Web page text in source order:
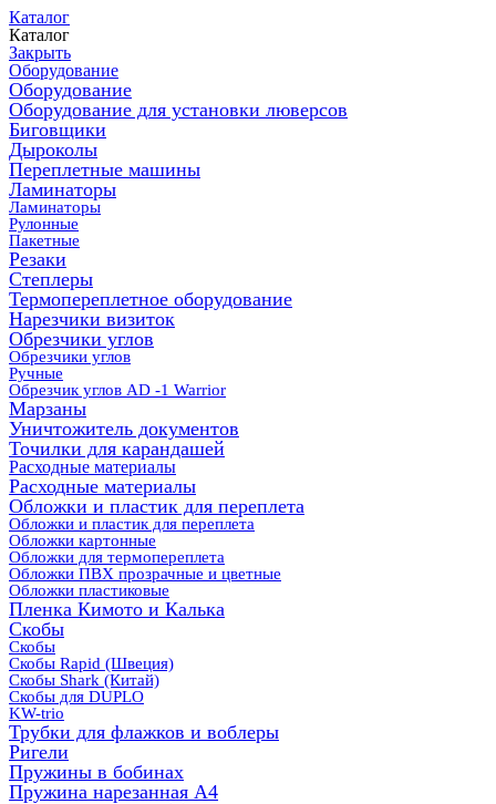
Каталог
Каталог
Закрыть
Оборудование
Оборудование
Оборудование для установки люверсов
Биговщики
Дыроколы
Переплетные машины
Ламинаторы
Ламинаторы
Рулонные
Пакетные
Резаки
Степлеры
Термопереплетное оборудование
Нарезчики визиток
Обрезчики углов
Обрезчики углов
Ручные
Обрезчик углов AD -1 Warrior
Марзаны
Уничтожитель документов
Точилки для карандашей
Расходные материалы
Расходные материалы
Обложки и пластик для переплета
Обложки и пластик для переплета
Обложки картонные
Обложки для термопереплета
Обложки ПВХ прозрачные и цветные
Обложки пластиковые
Пленка Кимото и Калька
Скобы
Скобы
Скобы Rapid (Швеция)
Скобы Shark (Китай)
Скобы для DUPLO
KW-trio
Трубки для флажков и воблеры
Ригели
Пружины в бобинах
Пружина нарезанная А4